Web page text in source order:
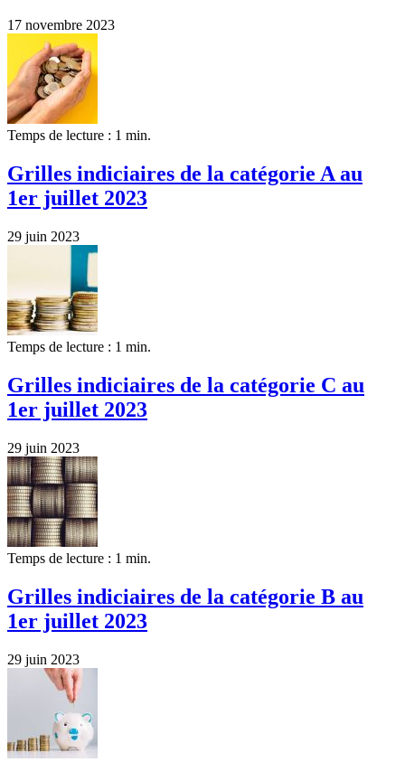
17 novembre 2023
Temps de lecture : 1 min.
Grilles indiciaires de la catégorie A au
1er juillet 2023
29 juin 2023
Temps de lecture : 1 min.
Grilles indiciaires de la catégorie C au
1er juillet 2023
29 juin 2023
Temps de lecture : 1 min.
Grilles indiciaires de la catégorie B au
1er juillet 2023
29 juin 2023